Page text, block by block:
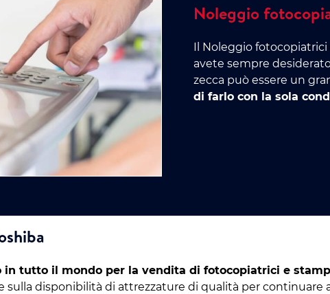
Noleggio
Il Noleggio
avete sempre
zecca può essere un
di farlo con la sola
in tutto il mondo per la vendita di fotocopiatrici e
sulla disponibilità di attrezzature di qualità per